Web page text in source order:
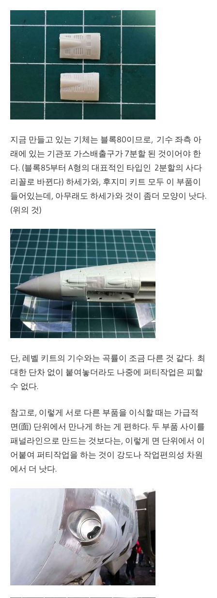
지금 만들고 있는 기체는 블록80이므로, 기수 좌측 아
래에 있는 기관포 가스배출구가 7분할 된 것이어야 한
다. (블록85부터 A형의 대표적인 타입인 2분할의 사다
리꼴로 바뀐다) 하세가와, 후지미 키트 모두 이 부품이
들어있는데, 아무래도 하세가와 것이 좀더 모양이 낫다.
(위의 것)
단, 레벨 키트의 기수와는 곡률이 조금 다른 것 같다. 최
대한 단차 없이 붙여놓더라도 나중에 퍼티작업은 피할
수 없다.
참고로, 이렇게 서로 다른 부품을 이식할 때는 가급적
면(面) 단위에서 만나게 하는 게 편하다. 두 부품 사이를
패널라인으로 만드는 것보다는, 이렇게 면 단위에서 이
어붙여 퍼티작업을 하는 것이 강도나 작업편의성 차원
에서 더 낫다.